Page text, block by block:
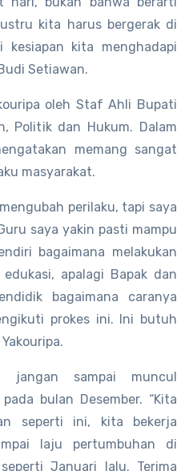
kita harus bergerak di
kesiapan kita menghadapi
Setiawan.
oleh Staf Ahli Bupati
Politik dan Hukum. Dalam
memang sangat
masyarakat.
perilaku, tapi saya
saya yakin pasti mampu
bagaimana melakukan
apalagi Bapak dan
bagaimana caranya
prokes ini. Ini butuh
jangan sampai muncul
bulan Desember. “Kita
seperti ini, kita bekerja
laju pertumbuhan di
Januari lalu. Terima